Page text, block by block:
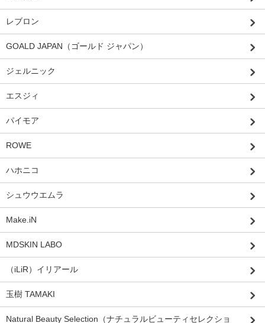
レブロン
GOALD JAPAN（ゴールド ジャパン）
ジェルニック
エスジィ
パイモア
ROWE
ハホニコ
シュウウエムラ
Make.iN
MDSKIN LABO
（iLiR）イリアール
玉樹 TAMAKI
Natural Beauty Selection（ナチュラルビューティセレクショ